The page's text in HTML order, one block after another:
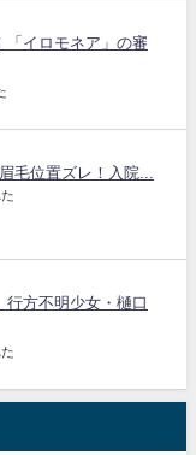
「イロモネア」の審
毛位置ズレ！入院...
行方不明少女・樋口